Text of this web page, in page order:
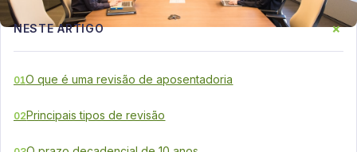
NESTE ARTIGO +
01O que é uma revisão de aposentadoria
02Principais tipos de revisão